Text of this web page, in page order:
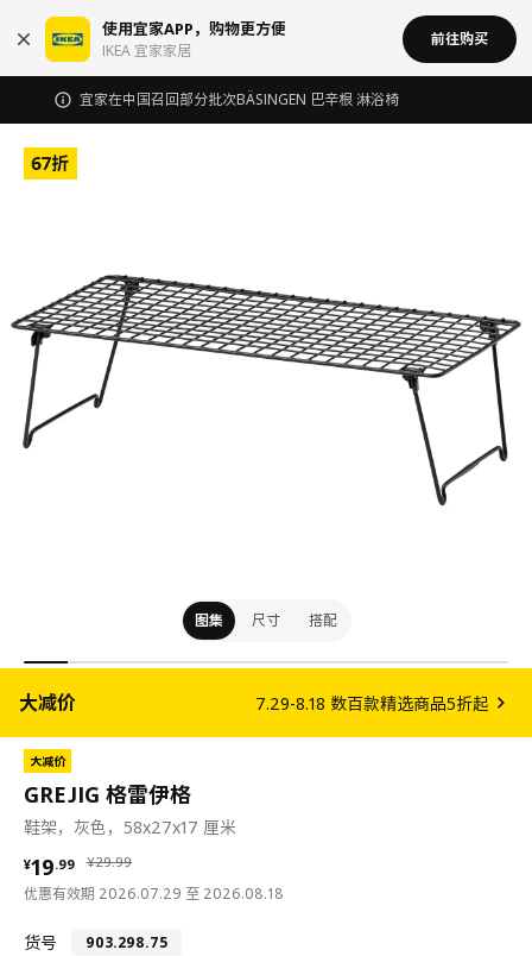
使用宜家APP，购物更方便
IKEA 宜家家居
前往购买
宜家在中国召回部分批次BÄSINGEN 巴辛根 淋浴椅
图集 尺寸 搭配
大减价 7.29-8.18 数百款精选商品5折起
大减价
GREJIG 格雷伊格
鞋架，灰色，58x27x17 厘米
¥29.99
¥ 29.99
¥19.99
¥ 19.99
优惠有效期 2026.07.29 至 2026.08.18
货号 903.298.75